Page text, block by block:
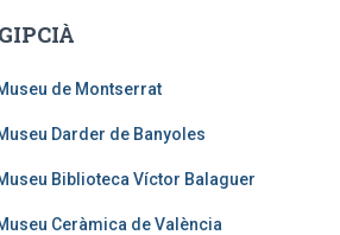
de Montserrat
Darder de Banyoles
Biblioteca Víctor Balaguer
Ceràmica de València